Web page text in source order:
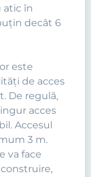
atic în
decât 6
este
de acces
De regulă,
acces
Accesul
3 m.
va face